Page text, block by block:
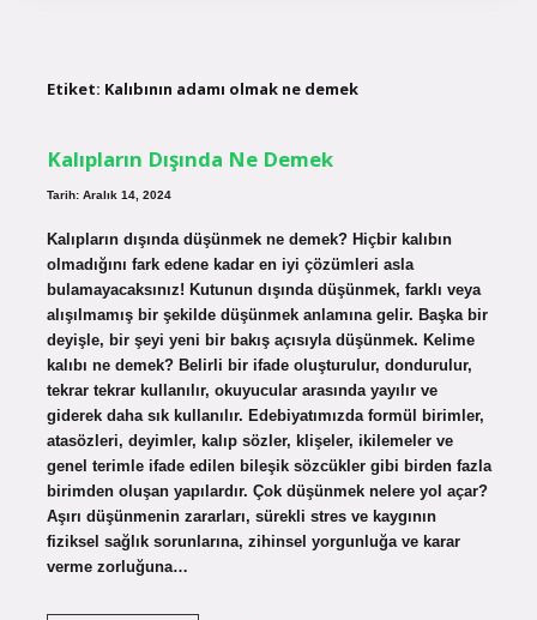
Etiket: Kalıbının adamı olmak ne demek
Kalıpların Dışında Ne Demek
Tarih: Aralık 14, 2024
Kalıpların dışında düşünmek ne demek? Hiçbir kalıbın
olmadığını fark edene kadar en iyi çözümleri asla
bulamayacaksınız! Kutunun dışında düşünmek, farklı veya
alışılmamış bir şekilde düşünmek anlamına gelir. Başka bir
deyişle, bir şeyi yeni bir bakış açısıyla düşünmek. Kelime
kalıbı ne demek? Belirli bir ifade oluşturulur, dondurulur,
tekrar tekrar kullanılır, okuyucular arasında yayılır ve
giderek daha sık kullanılır. Edebiyatımızda formül birimler,
atasözleri, deyimler, kalıp sözler, klişeler, ikilemeler ve
genel terimle ifade edilen bileşik sözcükler gibi birden fazla
birimden oluşan yapılardır. Çok düşünmek nelere yol açar?
Aşırı düşünmenin zararları, sürekli stres ve kaygının
fiziksel sağlık sorunlarına, zihinsel yorgunluğa ve karar
verme zorluğuna…